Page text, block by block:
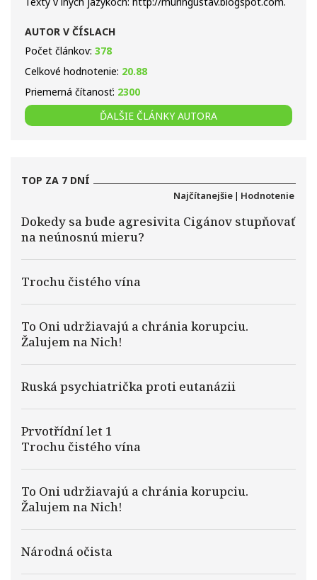
AUTOR V ČÍSLACH
Počet článkov: 378
Celkové hodnotenie: 20.88
Priemerná čítanosť: 2300
ĎALŠIE ČLÁNKY AUTORA
TOP ZA 7 DNÍ
Najčítanejšie | Hodnotenie
Dokedy sa bude agresivita Cigánov stupňovať
na neúnosnú mieru?
Trochu čistého vína
To Oni udržiavajú a chránia korupciu.
Žalujem na Nich!
Ruská psychiatrička proti eutanázii
Prvotřídní let 1
Trochu čistého vína
To Oni udržiavajú a chránia korupciu.
Žalujem na Nich!
Národná očista